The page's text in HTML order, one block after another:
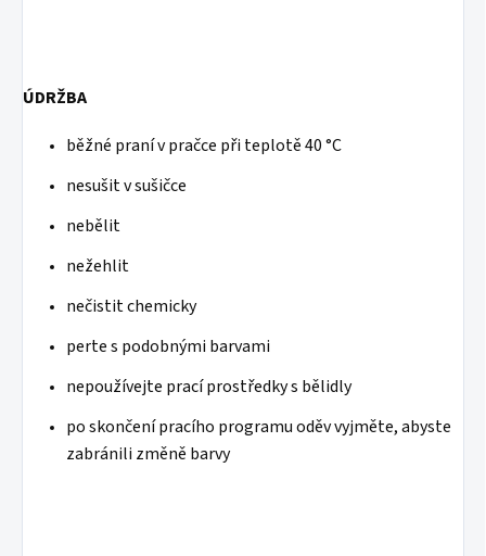
ÚDRŽBA
běžné praní v pračce při teplotě 40 °C
nesušit v sušičce
nebělit
nežehlit
nečistit chemicky
perte s podobnými barvami
nepoužívejte prací prostředky s bělidly
poskončení pracího programu oděv vyjměte, abyste
zabránili změně barvy